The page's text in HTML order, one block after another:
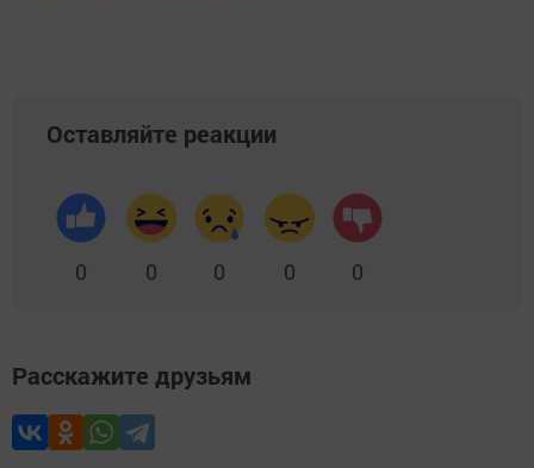
Оставляйте реакции
0 0 0 0 0
Расскажите друзьям